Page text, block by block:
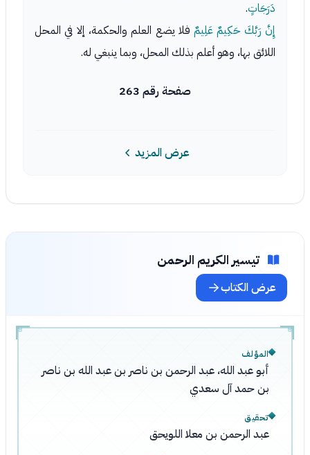
دَرَجَاتٍ.
إِنَّ رَبَّكَ حَكِيمٌ عَلِيمٌفلا يضع العلم والحكمة، إلا في المحل
اللائق بها، وهو أعلم بذلك المحل، وبما ينبغي له.
صفحة رقم 263
عرض المزيد
تيسير الكريم الرحمن
عرض الكتاب
المؤلف
أبو عبد الله، عبد الرحمن بن ناصر بن عبد الله بن ناصر
بن حمد آل سعدي
تحقيق
عبد الرحمن بن معلا اللويحق